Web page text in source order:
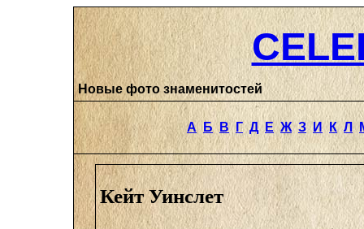
Новые фото знаменитостей
А Б В Г Д Е Ж З И К Л
Кейт Уинслет